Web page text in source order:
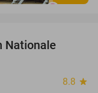
Nationale
8.8 star